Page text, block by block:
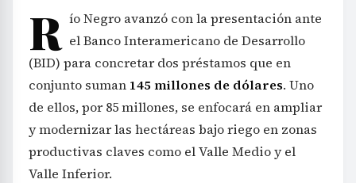
R ío Negro avanzó con la presentación ante
el Banco Interamericano de Desarrollo
(BID) para concretar dos préstamos que en
conjunto suman 145 millones de dólares. Uno
de ellos, por 85 millones, se enfocará en ampliar
y modernizar las hectáreas bajo riego en zonas
productivas claves como el Valle Medio y el
Valle Inferior.